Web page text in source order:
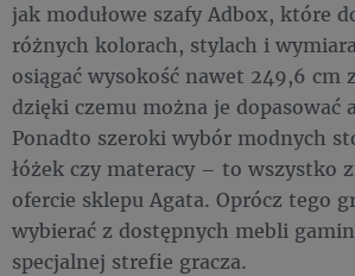
jak modułowe szafy Adbox, które
różnych kolorach, stylach i
osiągać wysokość nawet 249,6 cm
dzięki czemu można je dopasować
Ponadto szeroki wybór modnych
łóżek czy materacy – to wszystko
ofercie sklepu Agata. Oprócz tego
wybierać z dostępnych mebli
specjalnej strefie gracza.